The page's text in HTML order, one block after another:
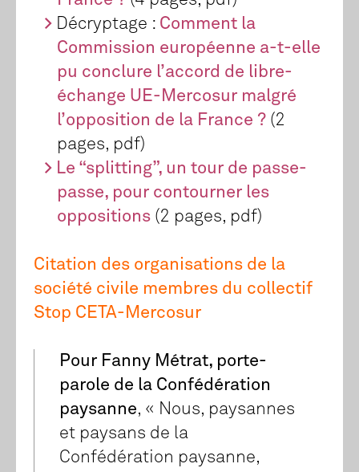
Décryptage : Comment la
Commission européenne a-t-elle
pu conclure l’accord de libre-
échange UE-Mercosur malgré
l’opposition de la France ?(2
pages, pdf)
Le “splitting”, un tour de passe-
passe, pour contourner les
oppositions(2 pages, pdf)
Citation des organisations de la
société civile membres du collectif
Stop CETA-Mercosur
Pour Fanny Métrat, porte-
parole de la Confédération
paysanne, « Nous, paysannes
et paysans de la
Confédération paysanne,